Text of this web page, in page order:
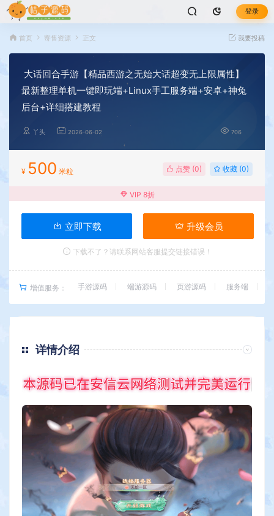
登录
首页 寄售资源 正文 我要投稿
大话回合手游【精品西游之无始大话超变无上限属性】
最新整理单机一键即玩端+Linux手工服务端+安卓+神兔
后台+详细搭建教程
丫头 2026-06-02 706
¥ 500 米粒 点赞 (0) 收藏 (0)
VIP 8折
立即下载 升级会员
下载不了？请联系网站客服提交链接错误！
增值服务： 手游源码 端游源码 页游源码 服务端
详情介绍